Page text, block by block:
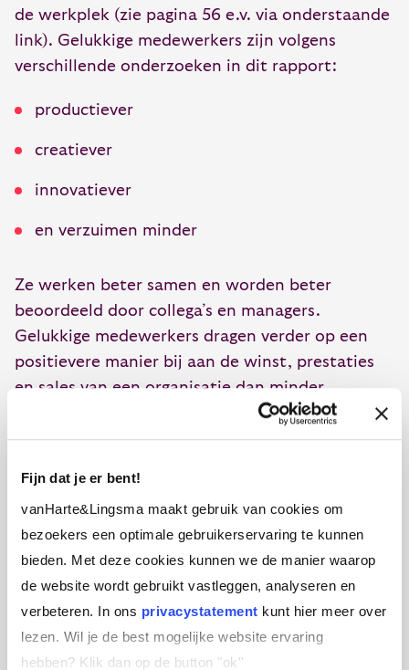
Fijn dat je er bent!
vanHarte&Lingsma maakt gebruik van cookies om
bezoekers een optimale gebruikerservaring te kunnen
bieden. Met deze cookies kunnen we de manier waarop
de website wordt gebruikt vastleggen, analyseren en
verbeteren. In ons privacystatement kunt hier meer over
lezen. Wil je de best mogelijke website ervaring
hebben? Klik dan op de button "ok''
de werkplek (zie pagina 56 e.v. via onderstaande
link). Gelukkige medewerkers zijn volgens
verschillende onderzoeken in dit rapport:
productiever
creatiever
innovatiever
en verzuimen minder
Ze werken beter samen en worden beter
beoordeeld door collega’s en managers.
Gelukkige medewerkers dragen verder op een
positievere manier bij aan de winst, prestaties
en sales van een organisatie dan minder
Houdt Nederland het vol in de
kopgroep?
Het rapport maakt ook duidelijk dat de
negatieve impact van gebrek aan werk enorm is.
Door de euro crisis maken inwoners van landen
als Spanje en Griekenland mede daardoor een